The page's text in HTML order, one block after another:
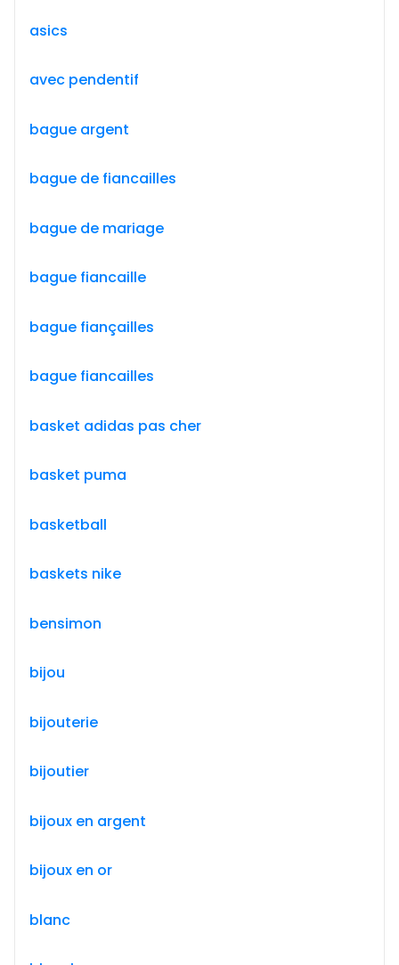
asics
avec pendentif
bague argent
bague de fiancailles
bague de mariage
bague fiancaille
bague fiançailles
bague fiancailles
basket adidas pas cher
basket puma
basketball
baskets nike
bensimon
bijou
bijouterie
bijoutier
bijoux en argent
bijoux en or
blanc